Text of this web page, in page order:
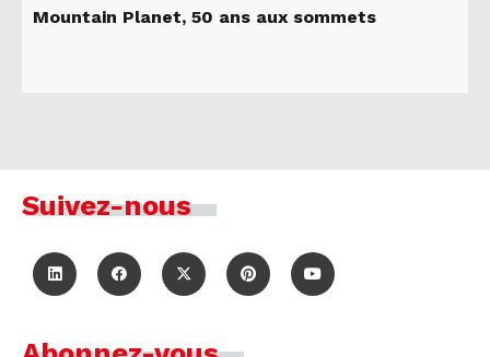
Mountain Planet, 50 ans aux sommets
Suivez-nous